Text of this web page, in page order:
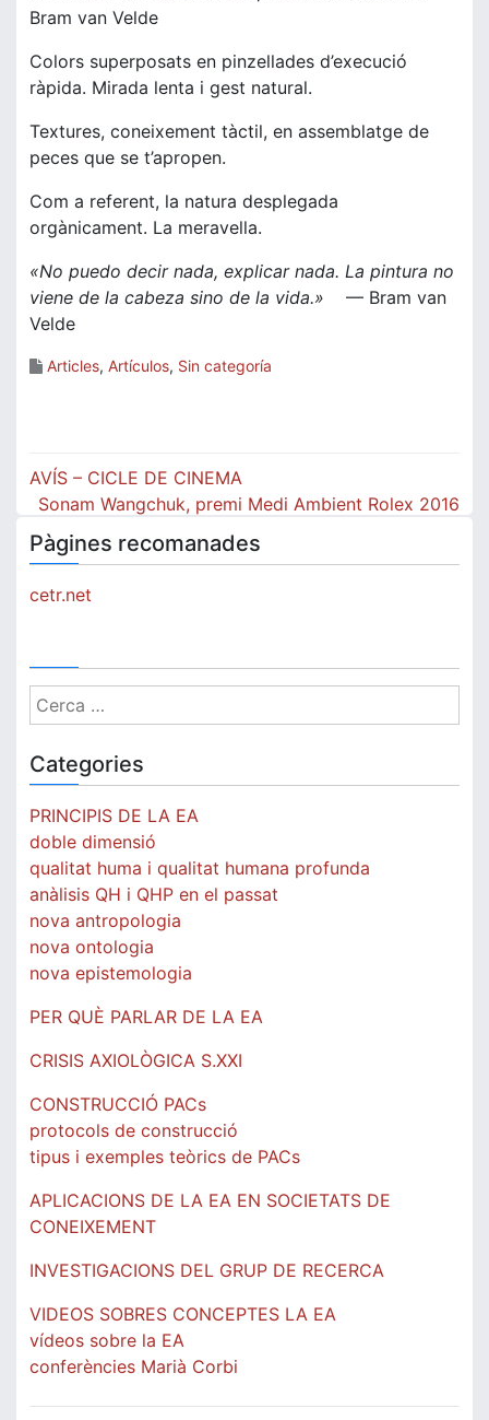
Bram van Velde
Colors superposats en pinzellades d’execució
ràpida. Mirada lenta i gest natural.
Textures, coneixement tàctil, en assemblatge de
peces que se t’apropen.
Com a referent, la natura desplegada
orgànicament. La meravella.
«No puedo decir nada, explicar nada. La pintura no
viene de la cabeza sino de la vida.» — Bram van
Velde
Articles, Artículos, Sin categoría
Navegació
d'entrades
AVÍS – CICLE DE CINEMA
Sonam Wangchuk, premi Medi Ambient Rolex 2016
Pàgines recomanades
cetr.net
Cerca:
Categories
PRINCIPIS DE LA EA
doble dimensió
qualitat huma i qualitat humana profunda
anàlisis QH i QHP en el passat
nova antropologia
nova ontologia
nova epistemologia
PER QUÈ PARLAR DE LA EA
CRISIS AXIOLÒGICA S.XXI
CONSTRUCCIÓ PACs
protocols de construcció
tipus i exemples teòrics de PACs
APLICACIONS DE LA EA EN SOCIETATS DE
CONEIXEMENT
INVESTIGACIONS DEL GRUP DE RECERCA
VIDEOS SOBRES CONCEPTES LA EA
vídeos sobre la EA
conferències Marià Corbi